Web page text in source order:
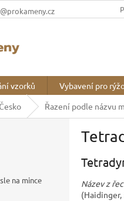
vzorků Vybavení pro
Česko Řazení podle názvu
na mince
Název z
(Haidinger,